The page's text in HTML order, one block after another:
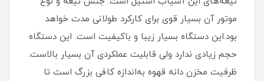
موتور آن بسیار قوی برای کارکرد طولانی مدت خواهد
بود.این دستگاه بسیار زیبا و باکیفیت است. این دستگاه
حجم زیادی ندارد ولی قابلیت عملکردی آن بسیار بالاست.
ظرفیت مخزن دانه قهوه به‌اندازه کافی بزرگ است تا